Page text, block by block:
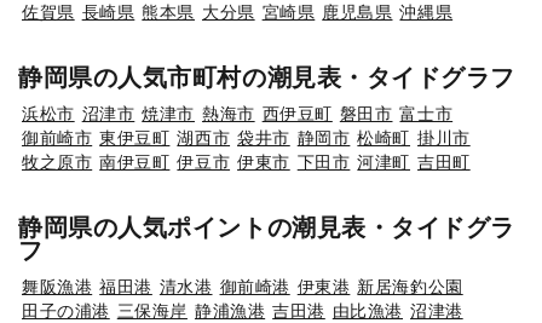
佐賀県 長崎県 熊本県 大分県 宮崎県 鹿児島県 沖縄県
静岡県の人気市町村の潮見表・タイドグラフ
浜松市 沼津市 焼津市 熱海市 西伊豆町 磐田市 富士市
御前崎市 東伊豆町 湖西市 袋井市 静岡市 松崎町 掛川市
牧之原市 南伊豆町 伊豆市 伊東市 下田市 河津町 吉田町
静岡県の人気ポイントの潮見表・タイドグラ
フ
舞阪漁港 福田港 清水港 御前崎港 伊東港 新居海釣公園
田子の浦港 三保海岸 静浦漁港 吉田港 由比漁港 沼津港